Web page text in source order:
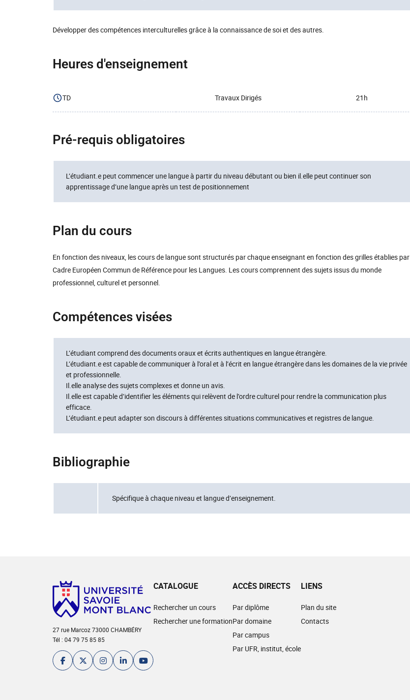
Développer des compétences interculturelles grâce à la connaissance de soi et des autres.
Heures d'enseignement
TD Travaux Dirigés 21h
Pré-requis obligatoires
L’étudiant.e peut commencer une langue à partir du niveau débutant ou bien il.elle peut continuer son
apprentissage d’une langue après un test de positionnement
Plan du cours
En fonction des niveaux, les cours de langue sont structurés par chaque enseignant en fonction des grilles établies
Cadre Européen Commun de Référence pour les Langues. Les cours comprennent des sujets issus du monde
professionnel, culturel et personnel.
Compétences visées
L’étudiant comprend des documents oraux et écrits authentiques en langue étrangère.
L’étudiant.e est capable de communiquer à l’oral et à l’écrit en langue étrangère dans les domaines de la vie privée
et professionnelle.
Il.elle analyse des sujets complexes et donne un avis.
Il.elle est capable d’identifier les éléments qui relèvent de l’ordre culturel pour rendre la communication plus
efficace.
L’étudiant.e peut adapter son discours à différentes situations communicatives et registres de langue.
Bibliographie
Spécifique à chaque niveau et langue d’enseignement.
27 rue Marcoz 73000 CHAMBÉRY
Tél : 04 79 75 85 85
CATALOGUE
Rechercher un cours
Rechercher une formation
ACCÈS DIRECTS
Par diplôme
Par domaine
Par campus
Par UFR, institut, école
LIENS
Plan du site
Contacts